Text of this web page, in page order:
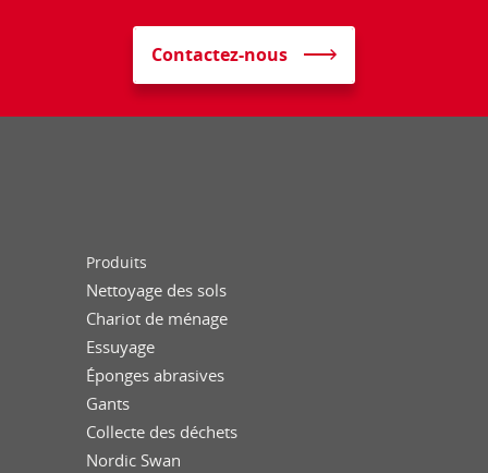
Contactez-nous
Produits
Nettoyage des sols
Chariot de ménage
Essuyage
Éponges abrasives
Gants
Collecte des déchets
Nordic Swan